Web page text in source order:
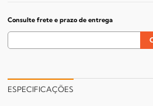
Consulte frete e prazo de entrega
ESPECIFICAÇÕES